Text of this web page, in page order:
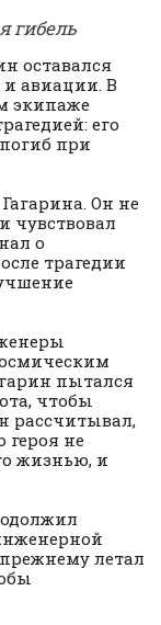
гибель
оставался
авиации. В
экипаже
его
при
Он не
чувствовал
о
трагедии
пытался
чтобы
рассчитывал,
героя не
жизнью, и
летал